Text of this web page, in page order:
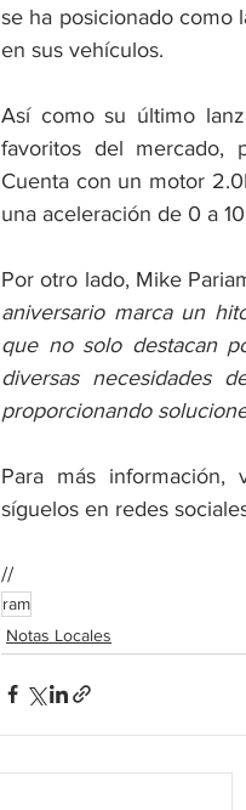
se ha posicionado como
en sus vehículos.
Así como su último
favoritos del mercado,
Cuenta con un motor
una aceleración de 0 a
Por otro lado, Mike
aniversario marca un
que no solo destacan
diversas necesidades
proporcionando
Para más información,
síguelos en redes
//
ram
Notas Locales